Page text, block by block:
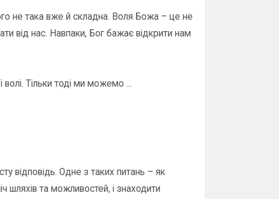
не така вже й складна. Воля Божа – це не
від нас. Навпаки, Бог бажає відкрити нам
Тільки тоді ми можемо ...
відповідь. Одне з таких питань – як
шляхів та можливостей, і знаходити